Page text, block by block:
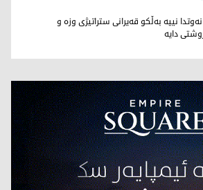
نییە بەڵکو قەیرانی ستراتیژی وزە و
دایە